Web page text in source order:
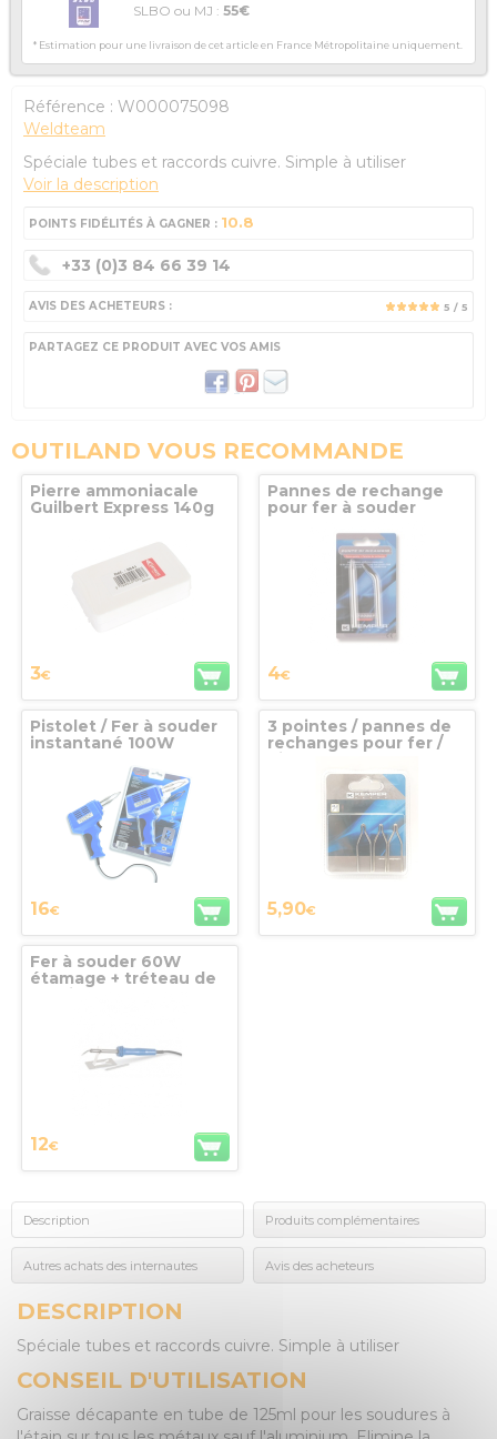
SLBO ou MJ : 55€
* Estimation pour une livraison de cet article en France Métropolitaine uniquement.
Référence : W000075098
Weldteam
Spéciale tubes et raccords cuivre. Simple à utiliser
Voir la description
POINTS FIDÉLITÉS À GAGNER : 10.8
+33 (0)3 84 66 39 14
AVIS DES ACHETEURS : 5 / 5
PARTAGEZ CE PRODUIT AVEC VOS AMIS
OUTILAND VOUS RECOMMANDE
Pierre ammoniacale
Guilbert Express 140g
3€
Pannes de rechange
pour fer à souder
4€
Pistolet / Fer à souder
instantané 100W
16€
3 pointes / pannes de
rechanges pour fer /
pistolet 100W Kemper
5,90€
Fer à souder 60W
étamage + tréteau de
soutien Kemper
12€
Description Produits complémentaires
Autres achats des internautes Avis des acheteurs
DESCRIPTION
Spéciale tubes et raccords cuivre. Simple à utiliser
CONSEIL D'UTILISATION
Graisse décapante en tube de 125ml pour les soudures à